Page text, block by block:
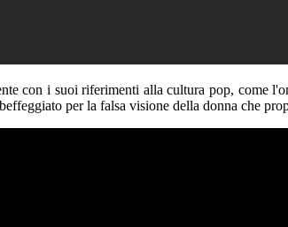
con i suoi riferimenti alla cultura pop, come
per la falsa visione della donna che